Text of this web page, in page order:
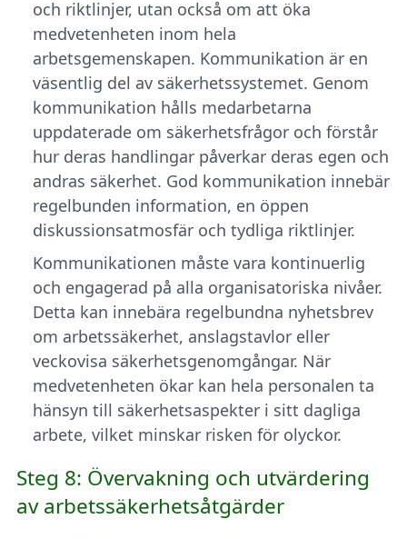
och riktlinjer, utan också om att öka
medvetenheten inom hela
arbetsgemenskapen. Kommunikation är en
väsentlig del av säkerhetssystemet. Genom
kommunikation hålls medarbetarna
uppdaterade om säkerhetsfrågor och förstår
hur deras handlingar påverkar deras egen och
andras säkerhet. God kommunikation innebär
regelbunden information, en öppen
diskussionsatmosfär och tydliga riktlinjer.
Kommunikationen måste vara kontinuerlig
och engagerad på alla organisatoriska nivåer.
Detta kan innebära regelbundna nyhetsbrev
om arbetssäkerhet, anslagstavlor eller
veckovisa säkerhetsgenomgångar. När
medvetenheten ökar kan hela personalen ta
hänsyn till säkerhetsaspekter i sitt dagliga
arbete, vilket minskar risken för olyckor.
Steg 8: Övervakning och utvärdering
av arbetssäkerhetsåtgärder